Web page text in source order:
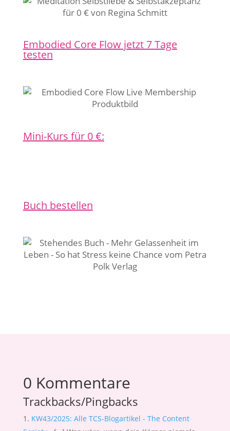
Embodied Core Flow jetzt 7 Tage
testen
Mini-Kurs für 0 €:
Buch bestellen
0 Kommentare
Trackbacks/Pingbacks
KW43/2025: Alle TCS-Blogartikel - The Content